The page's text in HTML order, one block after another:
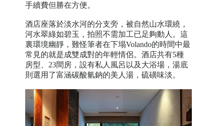
手續費但勝在方便。
酒店座落於淡水河的分支旁，被自然山水環繞，
河水翠綠如碧玉，拍照不需加工已足夠動人。這
裏環境幽靜，難怪筆者在下塌Volando的時間中最
常見的就是成雙成對的年輕情侶。酒店共有5種
房型、23間房，設有私人風呂以及大浴場，湯底
則選用了富涵碳酸氫鈉的美人湯，硫磺味淡。